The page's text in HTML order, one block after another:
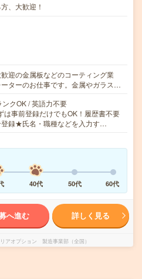
、大歓迎！
迎の金属板などのコーティング業
ターのお仕事です。金属やガラス…
クOK / 英語力不要
事前登録だけでもOK！履歴書不要
登録★氏名・職種などを入力す…
40代 50代 60代
へ進む 詳しく見る
アオプション 製造事業部（全国）